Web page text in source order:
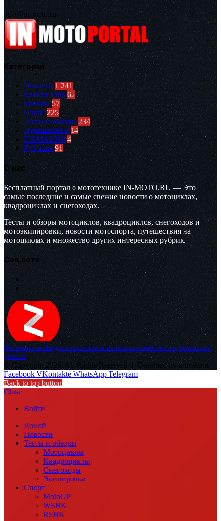
info@in-moto.ru
Категории
Новости 1 241
Кастом зона 62
Youtube 57
Спорт 225
Тесты и обзоры 234
Путешествия 14
EICMA2019 4
Рубрики 91
О нас
Бесплатный портал о мототехнике IN-MOTO.RU — Это
самые последние и самые свежие новости о мотоциклах,
квадроциклах и снегоходах.
Тесты и обзоры мотоциклов, квадроциклов, снегоходов и
мотоэкипировки, новости мотоспорта, путешествия на
мотоциклах и множество других интересных рубрик.
Соц.сети
Политика конфиденциальности и политика обработки персональных
данных
© Copyright 2026, All Rights Reserved |
Designed by muvikone
Facebook VKontakte WhatsApp Telegram
Back to top button
Close
Войти
Домой
Новости
Тесты и обзоры
Мотоциклы
Квадроциклы
Снегоходы
Экипировка
Спорт
MotoGP
WSBK
RSBK